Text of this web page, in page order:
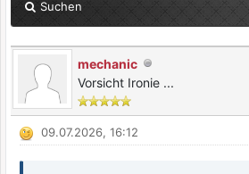
Suchen
mechanic
Vorsicht Ironie ...
09.07.2026, 16:12